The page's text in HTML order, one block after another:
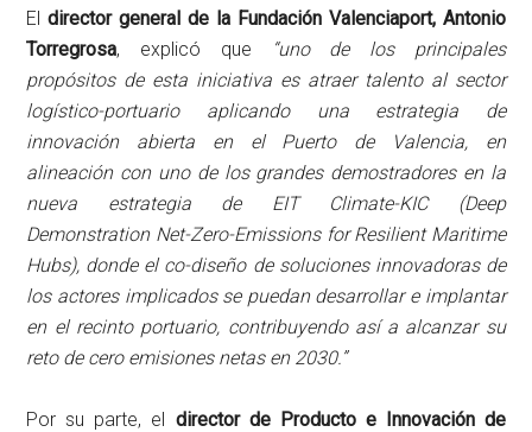
Eldirector general de la Fundación Valenciaport, Antonio
Torregrosa, explicó que
“uno de los principales
propósitos de esta iniciativa es atraer talento al sector
logístico-portuario aplicando una estrategia de
innovación abierta en el Puerto de Valencia, en
alineación con uno de los grandes demostradores en la
nueva estrategia de EIT Climate-KIC (Deep
Demonstration Net-Zero-Emissions for Resilient Maritime
Hubs), donde el co-diseño de soluciones innovadoras de
los actores implicados se puedan desarrollar e implantar
en el recinto portuario, contribuyendo así a alcanzar su
reto de cero emisiones netas en 2030.”
Por su parte, el director de Producto e Innovación de